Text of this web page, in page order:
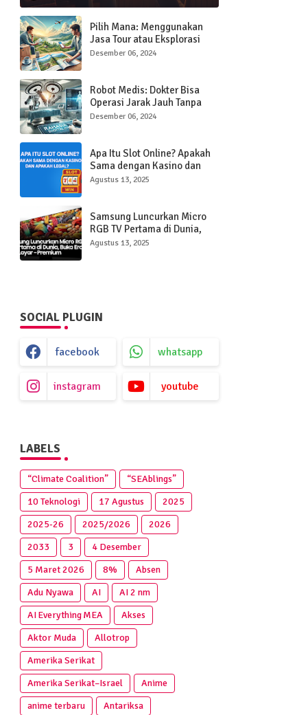
Pilih Mana: Menggunakan
Jasa Tour atau Eksplorasi
Sendiri Saat Traveling?
Desember 06, 2024
Robot Medis: Dokter Bisa
Operasi Jarak Jauh Tanpa
Hadir di Ruangan
Desember 06, 2024
Apa Itu Slot Online? Apakah
Sama dengan Kasino dan
Apakah Legal?
Agustus 13, 2025
Samsung Luncurkan Micro
RGB TV Pertama di Dunia,
Buka Era Baru Layar Ultra-
Agustus 13, 2025
SOCIAL PLUGIN
facebook whatsapp
instagram youtube
LABELS
“Climate Coalition”
“SEAblings”
10 Teknologi
17 Agustus
2025
2025‑26
2025/2026
2026
2033
3
4 Desember
5 Maret 2026
8%
Absen
Adu Nyawa
AI
AI 2 nm
AI Everything MEA
Akses
Aktor Muda
Allotrop
Amerika Serikat
Amerika Serikat–Israel
Anime
anime terbaru
Antariksa